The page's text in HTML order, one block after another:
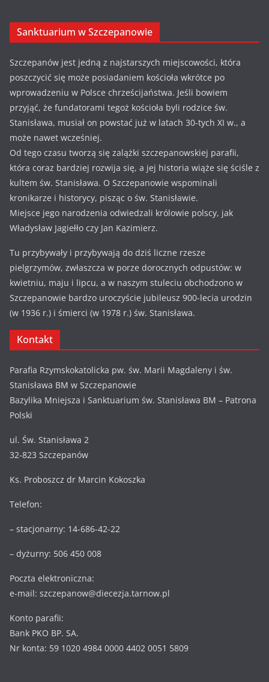
Sanktuarium w Szczepanowie
Szczepanów jest jedną z najstarszych miejscowości, która
poszczycić się może posiadaniem kościoła wkrótce po
wprowadzeniu w Polsce chrześcijaństwa. Jeśli bowiem
przyjąć, że fundatorami tegoż kościoła byli rodzice św.
Stanisława, musiał on powstać już w latach 30-tych XI w., a
może nawet wcześniej.
Od tego czasu tworzą się zalążki szczepanowskiej parafii,
która coraz bardziej rozwija się, a jej historia wiąże się ściśle z
kultem św. Stanisława. O Szczepanowie wspominali
kronikarze i historycy, pisząc o św. Stanisławie.
Miejsce jego narodzenia odwiedzali królowie polscy, jak
Władysław Jagiełło czy Jan Kazimierz.
Tu przybywały i przybywają do dziś liczne rzesze
pielgrzymów, zwłaszcza w porze dorocznych odpustów: w
kwietniu, maju i lipcu, a w naszym stuleciu obchodzono w
Szczepanowie bardzo uroczyście jubileusz 900-lecia urodzin
(w 1936 r.) i śmierci (w 1978 r.) św. Stanisława.
Kontakt
Parafia Rzymskokatolicka pw. św. Marii Magdaleny i św.
Stanisława BM w Szczepanowie
Bazylika Mniejsza i Sanktuarium św. Stanisława BM – Patrona
Polski
ul. Św. Stanisława 2
32-823 Szczepanów
Ks. Proboszcz dr Marcin Kokoszka
Telefon:
– stacjonarny: 14-686-42-22
– dyżurny: 506 450 008
Poczta elektroniczna:
e-mail: szczepanow@diecezja.tarnow.pl
Konto parafii:
Bank PKO BP. SA.
Nr konta: 59 1020 4984 0000 4402 0051 5809